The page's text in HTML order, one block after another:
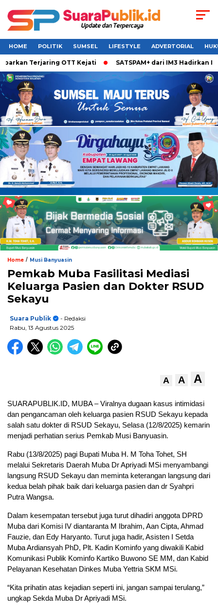
HOME POLITIK SUMSEL LIFESTYLE ADVERTORIAL
Terjaring OTT Kejati SATSPAM+ dari IM3 Hadirkan
Home / Musi Banyuasin
Pemkab Muba Fasilitasi Mediasi
Keluarga Pasien dan Dokter RSUD
Sekayu
Suara Publik
- Redaksi
Rabu, 13 Agustus 2025
A A A
SUARAPUBLIK.ID, MUBA – Viralnya dugaan kasus intimidasi
dan pengancaman oleh keluarga pasien RSUD Sekayu kepada
salah satu dokter di RSUD Sekayu, Selasa (12/8/2025) kemarin
menjadi perhatian serius Pemkab Musi Banyuasin.
Rabu (13/8/2025) pagi Bupati Muba H. M Toha Tohet, SH
melalui Sekretaris Daerah Muba Dr Apriyadi MSi menyambangi
langsung RSUD Sekayu dan meminta keterangan langsung dari
kedua belah pihak baik dari keluarga pasien dan dr Syahpri
Putra Wangsa.
Dalam kesempatan tersebut juga turut dihadiri anggota DPRD
Muba dari Komisi IV diantaranta M Ibrahim, Aan Cipta, Ahmad
Fauzie, dan Edy Haryanto. Turut juga hadir, Asisten I Setda
Muba Ardiansyah PhD, Plt. Kadin Kominfo yang diwakili Kabid
Komunikasi Publik Kominfo Kartiko Buwono SE MM, dan Kabid
Pelayanan Kesehatan Dinkes Muba Yettria SKM MSi.
“Kita prihatin atas kejadian seperti ini, jangan sampai terulang,”
ungkap Sekda Muba Dr Apriyadi MSi.